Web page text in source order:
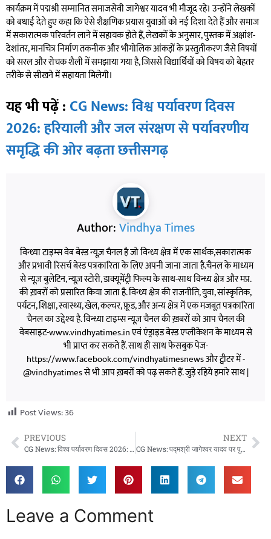
कार्यक्रम में पद्मश्री सम्मानित समाजसेवी जागेश्वर यादव भी मौजूद रहे। उन्होंने लेखकों
को बधाई देते हुए कहा कि ऐसे शैक्षणिक प्रयास युवाओं को नई दिशा देते हैं और समाज
में सकारात्मक परिवर्तन लाने में सहायक होते हैं, लेखकों के अनुसार, पुस्तक में अक्षांश-
देशांतर, मानचित्र निर्माण तकनीक और भौगोलिक आंकड़ों के प्रस्तुतीकरण जैसे विषयों
को सरल और रोचक शैली में समझाया गया है, जिससे विद्यार्थियों को विषय को बेहतर
तरीके से सीखने में सहायता मिलेगी।
यह भी पढ़ें : CG News: विश्व पर्यावरण दिवस
2026: हरियाली और जल संरक्षण से पर्यावरणीय
समृद्धि की ओर बढ़ता छत्तीसगढ़
Author:Vindhya Times
विन्ध्या टाइम्स वेब बेस्ड न्यूज़ चैनल है जो विन्ध्य क्षेत्र में एक सार्थक,सकारात्मक
और प्रभावी रिसर्च बेस्ड पत्रकारिता के लिए अपनी जाना जाता है.चैनल के माध्यम
से न्यूज़ बुलेटिन, न्यूज़ स्टोरी, डाक्यूमेंट्री फिल्म के साथ-साथ विन्ध्य क्षेत्र और मप्र.
की ख़बरों को प्रसारित किया जाता है. विन्ध्य क्षेत्र की राजनीति, युवा, सांस्कृतिक,
पर्यटन, शिक्षा, स्वास्थ्य, खेल, कल्चर, फ़ूड, और अन्य क्षेत्र में एक मजबूत पत्रकारिता
चैनल का उद्देश्य है. विन्ध्या टाइम्स न्यूज़ चैनल की ख़बरों को आप चैनल की
वेबसाइट-www.vindhyatimes.in एवं एंड्राइड बेस्ड एप्लीकेशन के माध्यम से
भी प्राप्त कर सकते हैं. साथ ही साथ फेसबुक पेज-
https://www.facebook.com/vindhyatimesnews और ट्वीटर में -
@vindhyatimes से भी आप ख़बरों को पढ़ सकते हैं. जुड़े रहिये हमारे साथ |
Post Views:36
PREVIOUS
CG News: विश्व पर्यावरण दिवस 2026: हरियाली और जल संरक्षण से पर्यावरणीय समृद्धि की ओर बढ़ता छत्तीसगढ़
NEXT
CG News: पद्मश्री जागेश्वर यादव पर पुस्तक ‘बिरहोर जननायक’ का विमोचन, मंत्री टंक राम वर्मा ने बताया प्रेरणादायक कृति
Leave a Comment